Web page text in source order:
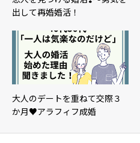
出して再婚婚活！
大人のデートを重ねて交際３
か月♥アラフィフ成婚